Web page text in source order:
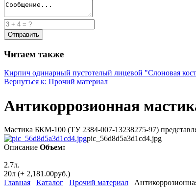
Читаем также
Кирпич одинарный пустотелый лицевой "Слоновая
Вернуться к: Прочий материал
Антикоррозионная
Мастика БКМ-100 (ТУ 2384-007-13238275-97)
pic_56d8d5a3d1cd4.jpg
Описание Объем:
2.7л.
20л (+ 2,181.00руб.)
Главная
Каталог Прочий материал